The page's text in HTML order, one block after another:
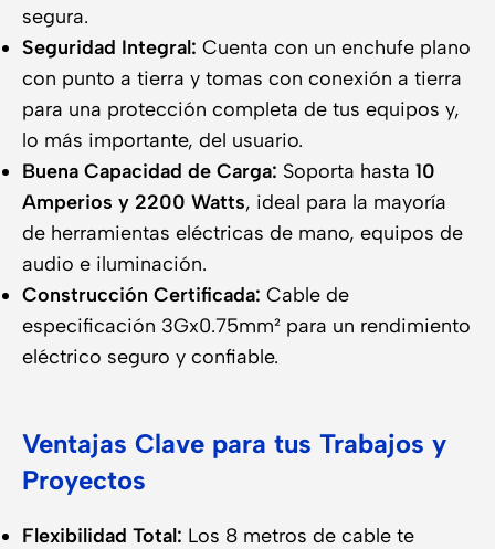
segura.
Seguridad Integral: Cuenta con un enchufe plano
con punto a tierra y tomas con conexión a tierra
para una protección completa de tus equipos y,
lo más importante, del usuario.
Buena Capacidad de Carga: Soporta hasta 10
Amperios y 2200 Watts, ideal para la mayoría
de herramientas eléctricas de mano, equipos de
audio e iluminación.
Construcción Certificada: Cable de
especificación 3Gx0.75mm² para un rendimiento
eléctrico seguro y confiable.
Ventajas Clave para tus Trabajos y
Proyectos
Flexibilidad Total: Los 8 metros de cable te